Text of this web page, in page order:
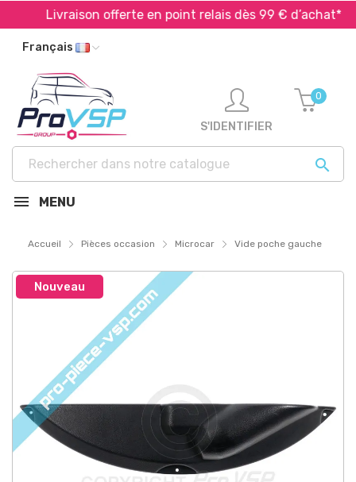
Livraison offerte en point relais dès 99 € d’achat*
Français

S'IDENTIFIER
0
MENU
Accueil Pièces occasion Microcar Vide poche gauche
Nouveau